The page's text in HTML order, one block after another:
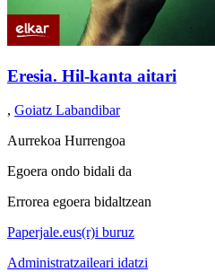
Eresia. Hil-kanta aitari
, Goiatz Labandibar
Aurrekoa Hurrengoa
Egoera ondo bidali da
Errorea egoera bidaltzean
Paperjale.eus(r)i buruz
Administratzaileari idatzi